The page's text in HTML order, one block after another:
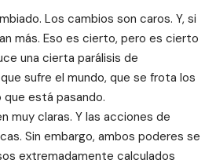
Los cambios son caros. Y, si
más. Eso es cierto, pero es cierto
una cierta parálisis de
sufre el mundo, que se frota los
está pasando.
muy claras. Y las acciones de
Sin embargo, ambos poderes se
extremadamente calculados